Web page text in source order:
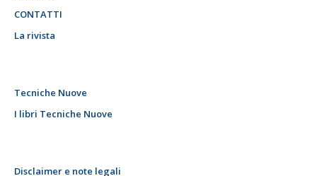
CONTATTI
La rivista
Tecniche Nuove
I libri Tecniche Nuove
Disclaimer e note legali